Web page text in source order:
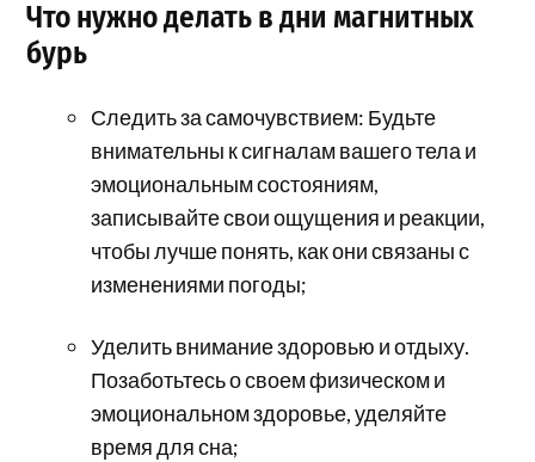
Что нужно делать в дни магнитных
бурь
Следить за самочувствием: Будьте
внимательны к сигналам вашего тела и
эмоциональным состояниям,
записывайте свои ощущения и реакции,
чтобы лучше понять, как они связаны с
изменениями погоды;
Уделить внимание здоровью и отдыху.
Позаботьтесь о своем физическом и
эмоциональном здоровье, уделяйте
время для сна;